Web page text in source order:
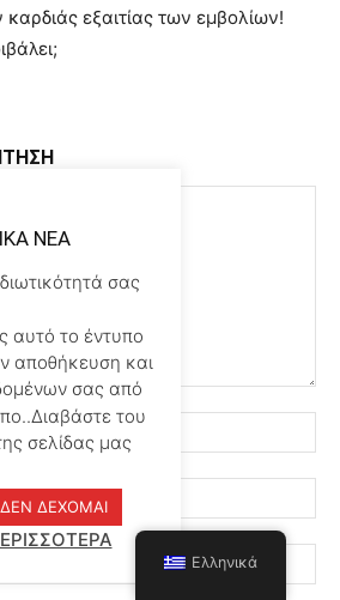
εξαιτίας των εμβολίων!
NEA
σας
αυτό το έντυπο
αποθήκευση και
σας από
του
σελίδας μας
ΔΕΝ ΔΕΧΟΜΑΙ
Ελληνικά